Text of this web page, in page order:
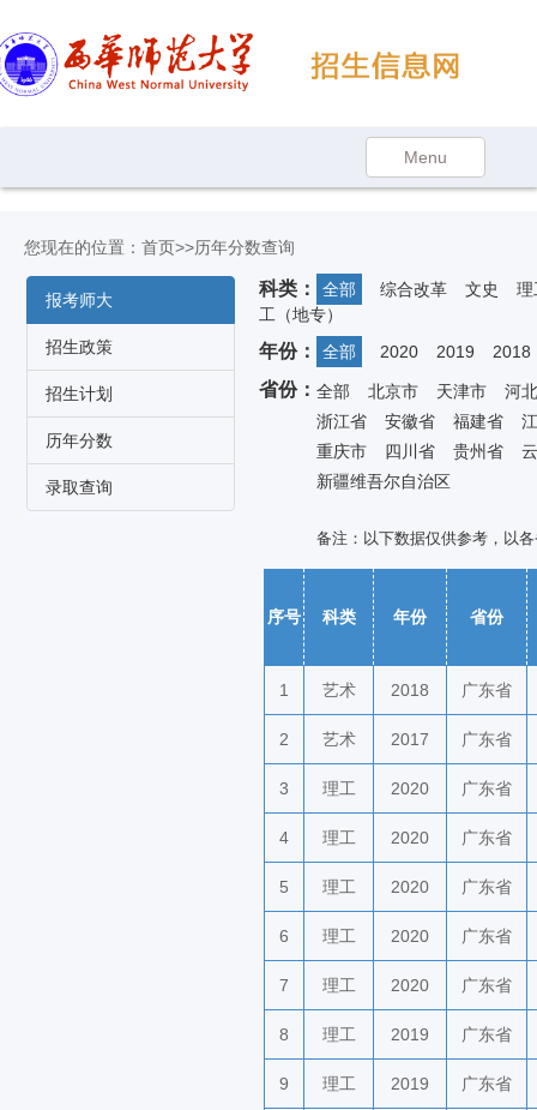
您现在的位置： 首页>>历年分数查询
报考师大
招生政策
招生计划
历年分数
录取查询
科类： 全部 综合改革 文史
理
工（地专）
年份： 全部 2020 2019 2018
省份： 全部 北京市 天津市
河
浙江省
安徽省 福建省
重庆市
四川省 贵州省
新疆维吾尔自治区
备注：以下数据仅供参考，以
序号 科类 年份 省份
1 艺术 2018 广东省
2 艺术 2017 广东省
3 理工 2020 广东省
4 理工 2020 广东省
5 理工 2020 广东省
6 理工 2020 广东省
7 理工 2020 广东省
8 理工 2019 广东省
9 理工 2019 广东省